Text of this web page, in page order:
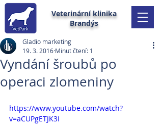
Veterinární klinika
Brandýs
Vyndání šroubů po
operaci zlomeniny
Gladio marketing
19. 3. 2016 Minut čtení: 1
https://www.youtube.com/watch?
v=aCUPgETJK3I